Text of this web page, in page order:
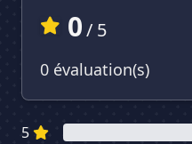
0/ 5
0 évaluation(s)
5